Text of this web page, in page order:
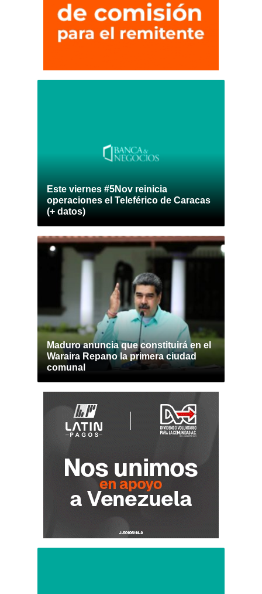
Este viernes #5Nov reinicia
operaciones el Teleférico de Caracas
(+ datos)
Maduro anuncia que constituirá en el
Waraira Repano la primera ciudad
comunal